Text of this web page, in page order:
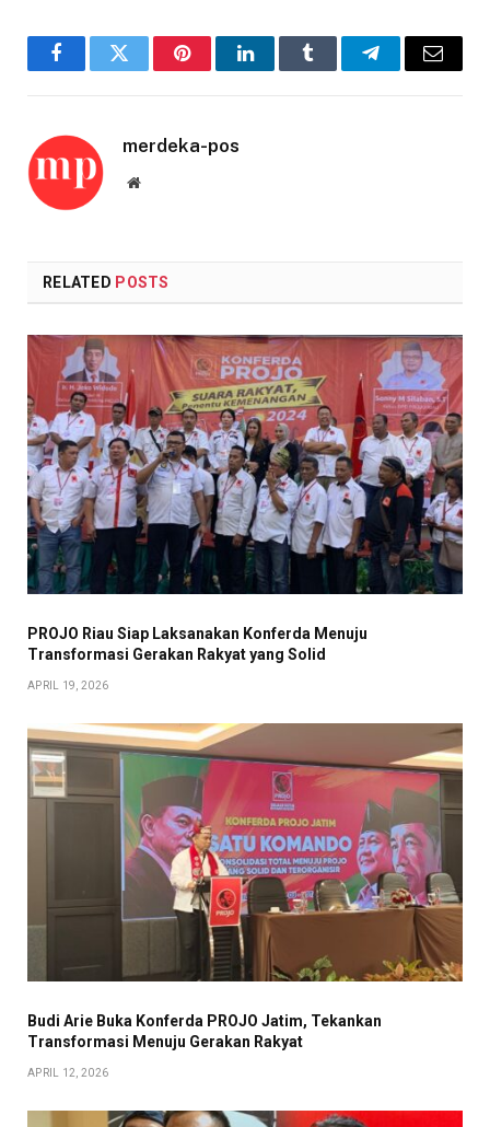
FacebookTwitter PinterestLinkedInTumblr TelegramEmail
merdeka-pos
Website
RELATED POSTS
PROJO Riau Siap Laksanakan Konferda Menuju
Transformasi Gerakan Rakyat yang Solid
APRIL 19, 2026
Budi Arie Buka Konferda PROJO Jatim, Tekankan
Transformasi Menuju Gerakan Rakyat
APRIL 12, 2026